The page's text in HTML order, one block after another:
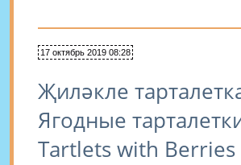
17 октябрь 2019 08:28
Җиләкле
Ягодные
Tartlets with Berries